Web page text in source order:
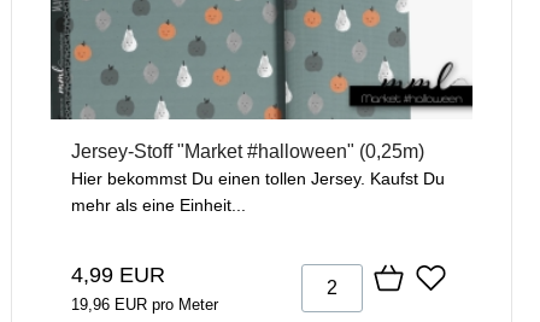
Jersey-Stoff "Market #halloween" (0,25m)
Hier bekommst Du einen tollen Jersey. Kaufst Du
mehr als eine Einheit...
4,99 EUR
19,96 EUR pro Meter